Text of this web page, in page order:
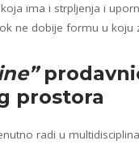
ima i strpljenja i
ne dobije formu u koju
prostora
radi u